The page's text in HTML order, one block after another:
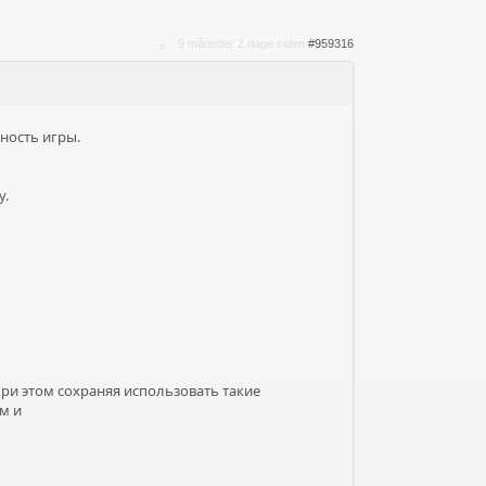
9 måneder 2 dage siden #959316
игры.
этом сохраняя использовать такие
и